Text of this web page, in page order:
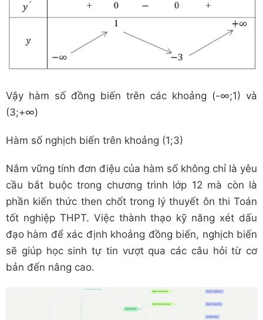
Vậy hàm số đồng biến trên các khoảng (-∞;1) và
(3;+∞)
Hàm số nghịch biến trên khoảng (1;3)
Nắm vững tính đơn điệu của hàm số không chỉ là yêu
cầu bắt buộc trong chương trình lớp 12 mà còn là
phần kiến thức then chốt trong lý thuyết ôn thi Toán
tốt nghiệp THPT. Việc thành thạo kỹ năng xét dấu
đạo hàm để xác định khoảng đồng biến, nghịch biến
sẽ giúp học sinh tự tin vượt qua các câu hỏi từ cơ
bản đến nâng cao.